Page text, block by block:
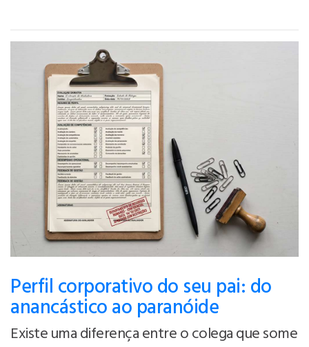
Perfil corporativo do seu pai: do
anancástico ao paranóide
Existe uma diferença entre o colega que some